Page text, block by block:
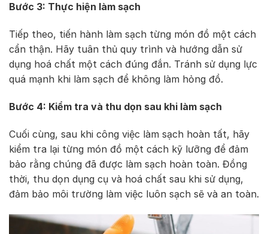
Bước 3: Thực hiện làm sạch
Tiếp theo, tiến hành làm sạch từng món đồ một cách
cẩn thận. Hãy tuân thủ quy trình và hướng dẫn sử
dụng hoá chất một cách đúng đắn. Tránh sử dụng lực
quá mạnh khi làm sạch để không làm hỏng đồ.
Bước 4: Kiểm tra và thu dọn sau khi làm sạch
Cuối cùng, sau khi công việc làm sạch hoàn tất, hãy
kiểm tra lại từng món đồ một cách kỹ lưỡng để đảm
bảo rằng chúng đã được làm sạch hoàn toàn. Đồng
thời, thu dọn dụng cụ và hoá chất sau khi sử dụng,
đảm bảo môi trường làm việc luôn sạch sẽ và an toàn.